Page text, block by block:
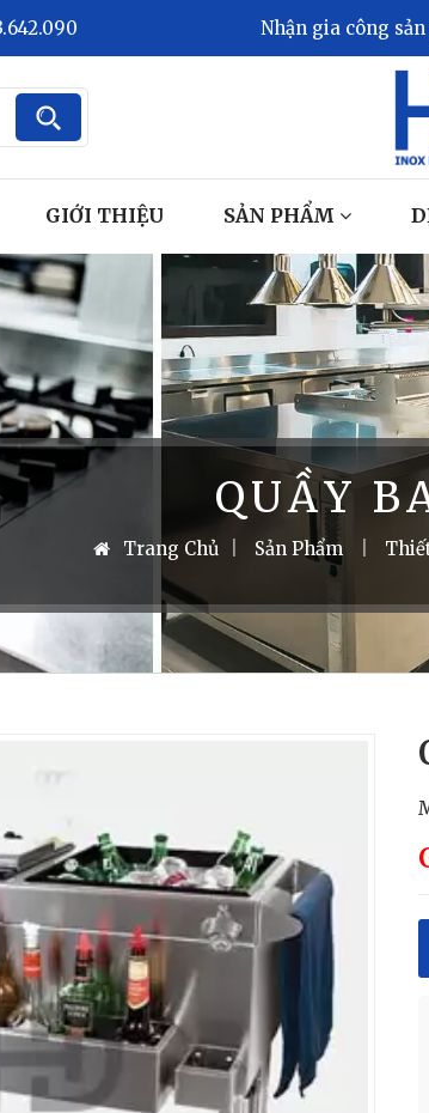
Nhận gia công
GIỚI THIỆU SẢN PHẨM
QUẦY
Trang Chủ Sản Phẩm